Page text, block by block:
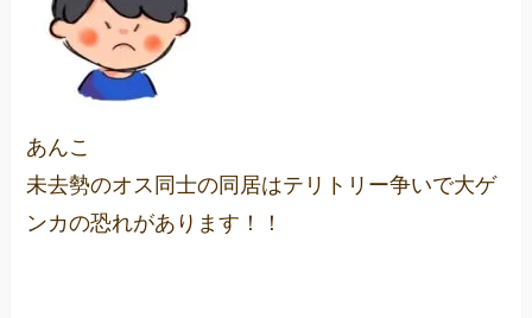
あんこ
未去勢のオス同士の同居はテリトリー争いで大ゲ
ンカの恐れがあります！！